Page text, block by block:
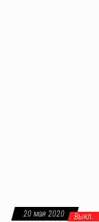
20 мая 2020 Выкл.